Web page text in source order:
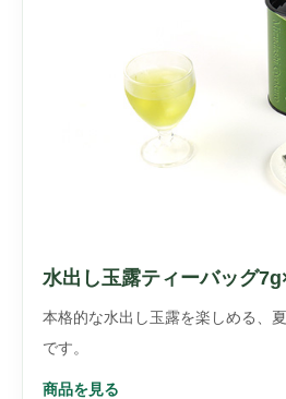
水出し玉露ティーバッグ
本格的な水出し玉露を楽しめる、
です。
商品を見る